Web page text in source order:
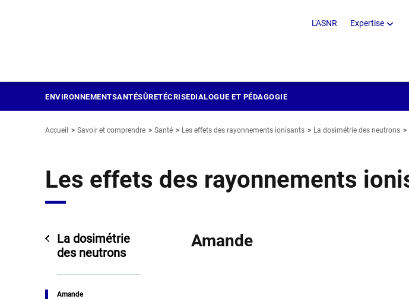
L'ASNR Expertise
ENVIRONNEMENTSANTÉSÛRETÉCRISEDIALOGUE ET PÉDAGOGIE
Accueil Savoir et comprendre Santé Les effets des rayonnements ionisants La dosimétrie des neutrons
Les effets des rayonnements
La dosimétrie
des neutrons
Amande
Amande